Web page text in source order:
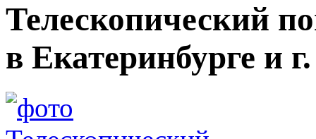
Телескопический
в Екатеринбурге и